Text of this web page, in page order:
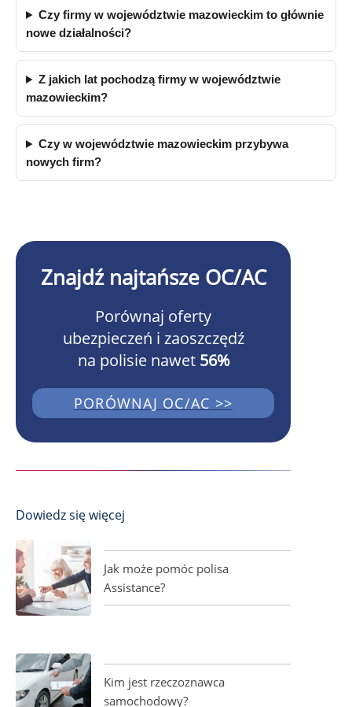
Czy firmy w województwie mazowieckim to głównie
nowe działalności?
Z jakich lat pochodzą firmy w województwie
mazowieckim?
Czy w województwie mazowieckim przybywa
nowych firm?
Znajdź najtańsze OC/AC
Porównaj oferty
ubezpieczeń i zaoszczędź
na polisie nawet 56%
PORÓWNAJ OC/AC >>
Dowiedz się więcej
Jak może pomóc polisa
Assistance?
Kim jest rzeczoznawca
samochodowy?